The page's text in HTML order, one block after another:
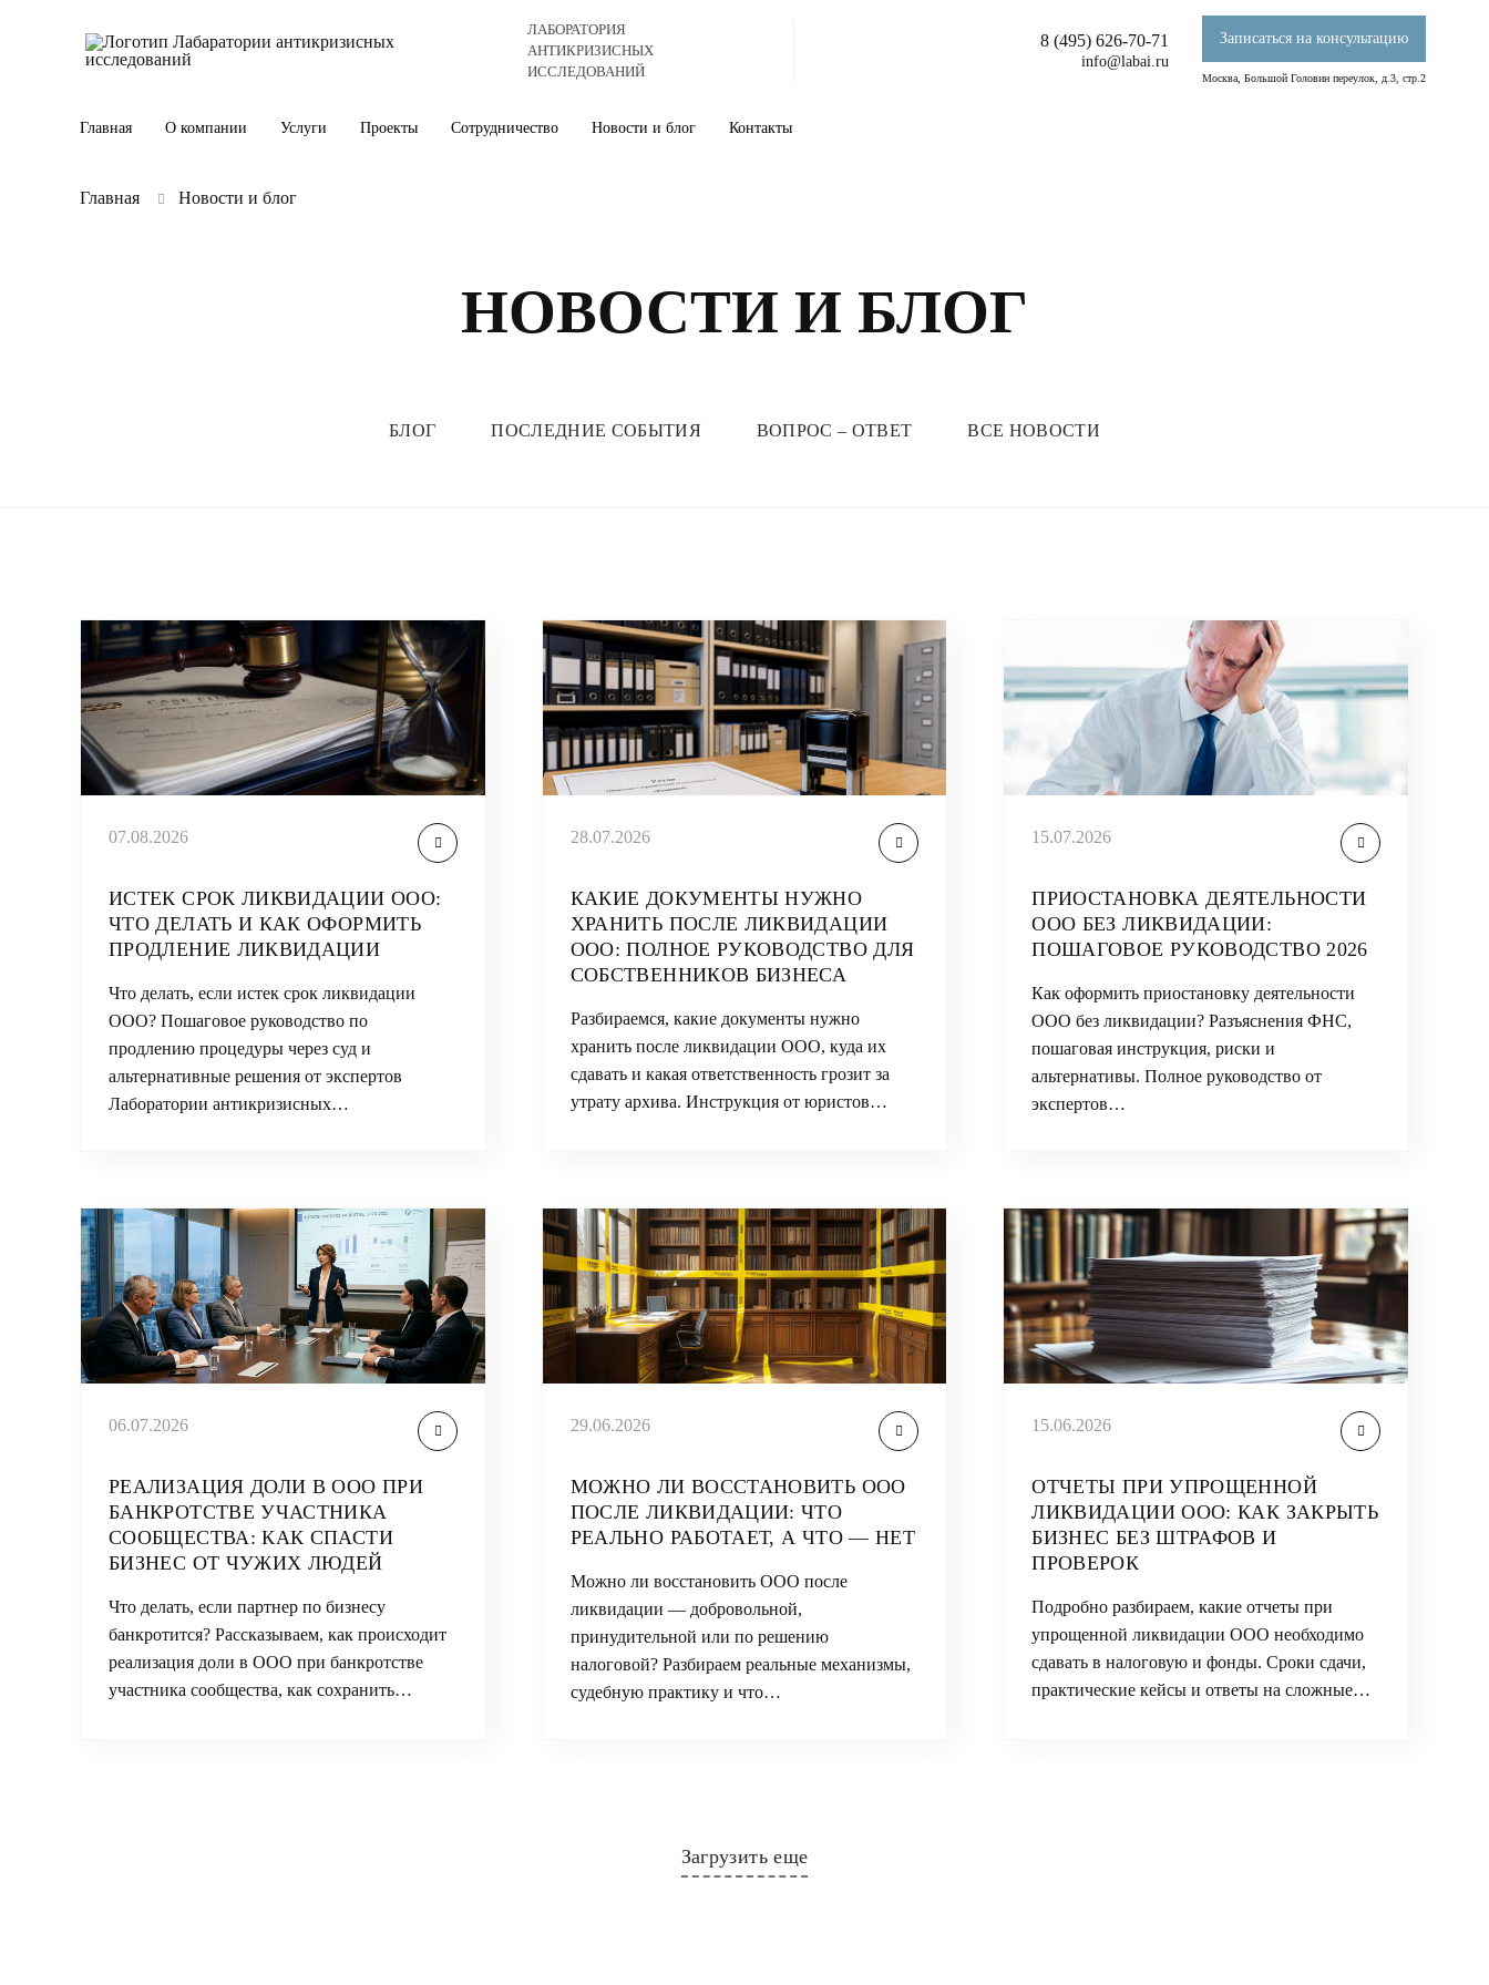
ЛАБОРАТОРИЯ
АНТИКРИЗИСНЫХ
ИССЛЕДОВАНИЙ
8 (495) 626-70-71
info@labai.ru
Записаться на консультацию
Москва, Большой Головин переулок, д.3, стр.2
Главная О компании Услуги Проекты Сотрудничество Новости и блог Контакты
Главная Новости и блог
НОВОСТИ И БЛОГ
БЛОГ ПОСЛЕДНИЕ СОБЫТИЯ ВОПРОС – ОТВЕТ ВСЕ НОВОСТИ
07.08.2026
ИСТЕК СРОК ЛИКВИДАЦИИ ООО:
ЧТО ДЕЛАТЬ И КАК ОФОРМИТЬ
ПРОДЛЕНИЕ ЛИКВИДАЦИИ
Что делать, если истек срок ликвидации
ООО? Пошаговое руководство по
продлению процедуры через суд и
альтернативные решения от экспертов
Лаборатории антикризисных…
28.07.2026
КАКИЕ ДОКУМЕНТЫ НУЖНО
ХРАНИТЬ ПОСЛЕ ЛИКВИДАЦИИ
ООО: ПОЛНОЕ РУКОВОДСТВО ДЛЯ
СОБСТВЕННИКОВ БИЗНЕСА
Разбираемся, какие документы нужно
хранить после ликвидации ООО, куда их
сдавать и какая ответственность грозит за
утрату архива. Инструкция от юристов…
15.07.2026
ПРИОСТАНОВКА ДЕЯТЕЛЬНОСТИ
ООО БЕЗ ЛИКВИДАЦИИ:
ПОШАГОВОЕ РУКОВОДСТВО 2026
Как оформить приостановку деятельности
ООО без ликвидации? Разъяснения ФНС,
пошаговая инструкция, риски и
альтернативы. Полное руководство от
экспертов…
06.07.2026
РЕАЛИЗАЦИЯ ДОЛИ В ООО ПРИ
БАНКРОТСТВЕ УЧАСТНИКА
СООБЩЕСТВА: КАК СПАСТИ
БИЗНЕС ОТ ЧУЖИХ ЛЮДЕЙ
Что делать, если партнер по бизнесу
банкротится? Рассказываем, как происходит
реализация доли в ООО при банкротстве
участника сообщества, как сохранить…
29.06.2026
МОЖНО ЛИ ВОССТАНОВИТЬ ООО
ПОСЛЕ ЛИКВИДАЦИИ: ЧТО
РЕАЛЬНО РАБОТАЕТ, А ЧТО — НЕТ
Можно ли восстановить ООО после
ликвидации — добровольной,
принудительной или по решению
налоговой? Разбираем реальные механизмы,
судебную практику и что…
15.06.2026
ОТЧЕТЫ ПРИ УПРОЩЕННОЙ
ЛИКВИДАЦИИ ООО: КАК ЗАКРЫТЬ
БИЗНЕС БЕЗ ШТРАФОВ И
ПРОВЕРОК
Подробно разбираем, какие отчеты при
упрощенной ликвидации ООО необходимо
сдавать в налоговую и фонды. Сроки сдачи,
практические кейсы и ответы на сложные…
Загрузить еще